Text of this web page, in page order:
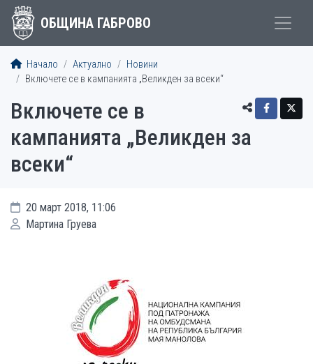
ОБЩИНА ГАБРОВО
Начало Актуално
Новини
Включете се в кампанията „Великден за всеки“
Включете се в
кампанията „Великден за
всеки“
20 март 2018, 11:06
Мартина Груева